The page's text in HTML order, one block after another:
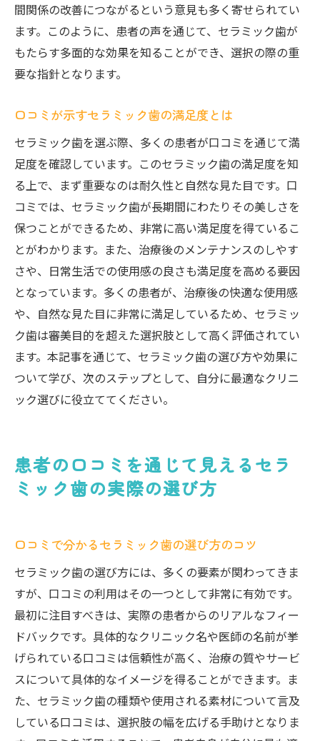
間関係の改善につながるという意見も多く寄せられてい
ます。このように、患者の声を通じて、セラミック歯が
もたらす多面的な効果を知ることができ、選択の際の重
要な指針となります。
口コミが示すセラミック歯の満足度とは
セラミック歯を選ぶ際、多くの患者が口コミを通じて満
足度を確認しています。このセラミック歯の満足度を知
る上で、まず重要なのは耐久性と自然な見た目です。口
コミでは、セラミック歯が長期間にわたりその美しさを
保つことができるため、非常に高い満足度を得ているこ
とがわかります。また、治療後のメンテナンスのしやす
さや、日常生活での使用感の良さも満足度を高める要因
となっています。多くの患者が、治療後の快適な使用感
や、自然な見た目に非常に満足しているため、セラミッ
ク歯は審美目的を超えた選択肢として高く評価されてい
ます。本記事を通じて、セラミック歯の選び方や効果に
ついて学び、次のステップとして、自分に最適なクリニ
ック選びに役立ててください。
患者の口コミを通じて見えるセラ
ミック歯の実際の選び方
口コミで分かるセラミック歯の選び方のコツ
セラミック歯の選び方には、多くの要素が関わってきま
すが、口コミの利用はその一つとして非常に有効です。
最初に注目すべきは、実際の患者からのリアルなフィー
ドバックです。具体的なクリニック名や医師の名前が挙
げられている口コミは信頼性が高く、治療の質やサービ
スについて具体的なイメージを得ることができます。ま
た、セラミック歯の種類や使用される素材について言及
している口コミは、選択肢の幅を広げる手助けとなりま